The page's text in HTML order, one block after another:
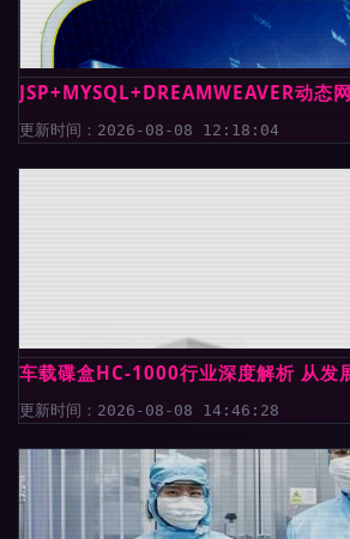
JSP+MYSQL+DREAMWEAVER动
更新时间：2026-08-08 12:18:04
车载碟盒HC-1000行业深度解析 从发
更新时间：2026-08-08 14:46:28